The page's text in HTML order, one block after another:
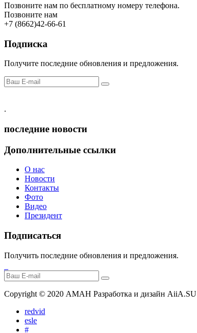
Позвоните нам по бесплатному номеру телефона.
Позвоните нам
+7 (8662)42-66-61
Подписка
Получите последние обновления и предложения.
.
последние новости
Дополнительные ссылки
О нас
Новости
Контакты
Фото
Видео
Президент
Подписаться
Получить последние обновления и предложения.
Copyright © 2020 АМАН Разработка и дизайн AiiA.SU
redvid
esle
#